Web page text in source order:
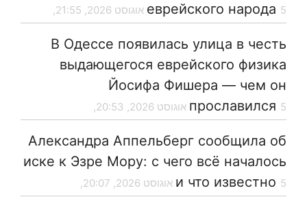
еврейского народа 5 אוגוסט 2026, 21:55,
В Одессе появилась улица в честь
выдающегося еврейского физика
Йосифа Фишера — чем он
прославился 5 אוגוסט 2026, 20:53,
Александра Аппельберг сообщила об
иске к Эзре Мору: с чего всё началось
и что известно 5 אוגוסט 2026, 20:07,